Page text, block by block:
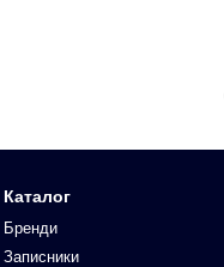
Каталог
Бренди
Записники